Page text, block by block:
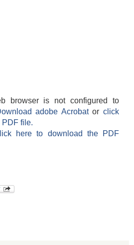
browser is not configured to
adobe Acrobatorclick
PDF file.
here to download the PDF